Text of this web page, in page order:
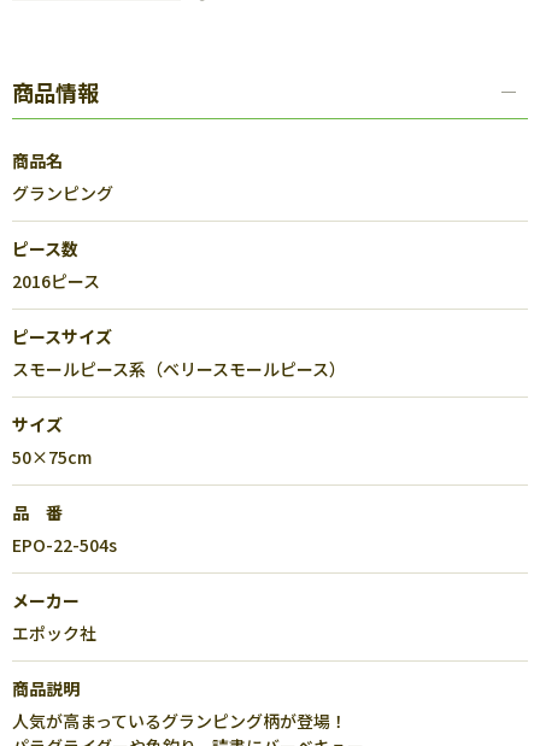
商品情報
商品名
グランピング
ピース数
2016ピース
ピースサイズ
スモールピース系（ベリースモールピース）
サイズ
50×75cm
品 番
EPO-22-504s
メーカー
エポック社
商品説明
人気が高まっているグランピング柄が登場！